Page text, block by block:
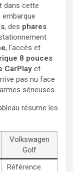
dans cette
, des phares
, l’accès et
8 pouces
CarPlay et
pas nu face
sérieuses.
résume les
Volkswagen
Golf
Référence